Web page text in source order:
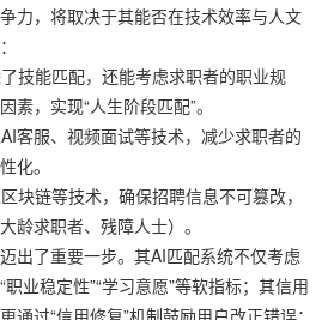
力，将取决于其能否在技术效率与人文
技能匹配，还能考虑求职者的职业规
，实现“人生阶段匹配”。
客服、视频面试等技术，减少求职者的
化。
块链等技术，确保招聘信息不可篡改，
龄求职者、残障人士）。
出了重要一步。其AI匹配系统不仅考虑
业稳定性”“学习意愿”等软指标；其信用
通过“信用修复”机制鼓励用户改正错误；